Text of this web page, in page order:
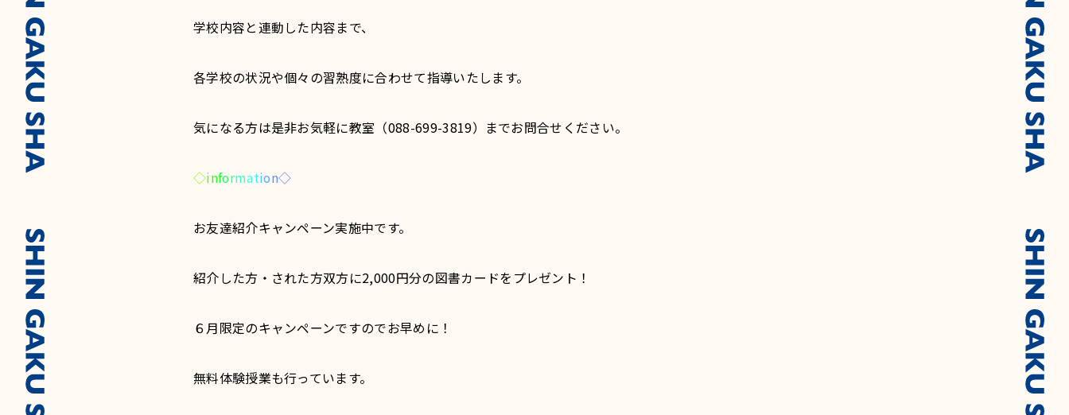
学校内容と連動した内容まで、
各学校の状況や個々の習熟度に合わせて指導いたします。
気になる方は是非お気軽に教室（088-699-3819）までお問合せください。
◇information◇
お友達紹介キャンペーン実施中です。
紹介した方・された方双方に2,000円分の図書カードをプレゼント！
６月限定のキャンペーンですのでお早めに！
無料体験授業も行っています。